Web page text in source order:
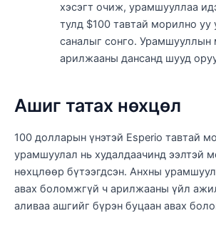
хэсэгт очиж, урамшууллаа
тулд $100 тавтай морилно
саналыг сонго. Урамшууллын
арилжааны дансанд шууд
Ашиг татах нөхцөл
100 долларын үнэтэй Esperio тавтай
урамшуулал нь худалдаачинд ээлтэй
нөхцлөөр бүтээгдсэн. Анхны
авах боломжгүй ч арилжааны үйл
аливаа ашгийг бүрэн буцаан авах